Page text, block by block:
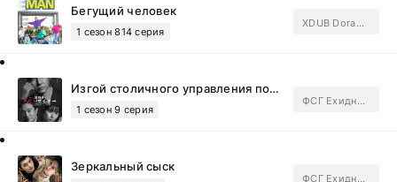
Бегущий человек
1 сезон 814 серия
XDUB Dorama, Субтитры
Изгой столичного управления полиции
1 сезон 9 серия
ФСГ Ехидные дорамщицы.Subtitles
Зеркальный сыск
ФСГ Ехидные дорамщицы.Subtitles